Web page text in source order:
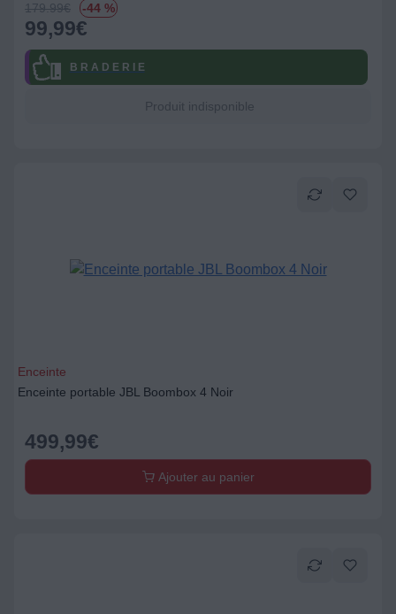
179.99€ -44 %
99,99€
B R A D E R I E
Produit indisponible
Enceinte
Enceinte portable JBL Boombox 4 Noir
499,99€
Ajouter au panier